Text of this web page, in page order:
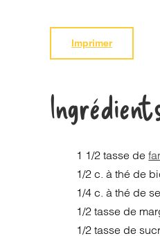
Imprimer
1 1/2 tasse de
1/2 c. à thé de
1/4 c. à thé de
1/2 tasse de
1/2 tasse de